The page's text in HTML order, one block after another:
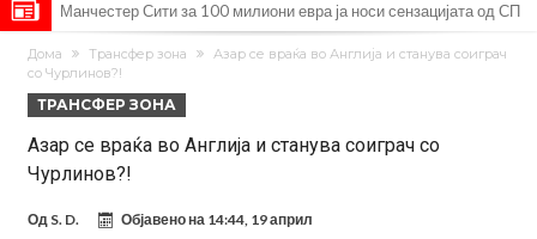
Манчестер Сити за 100 милиони евра ја носи сензацијата од СП
Се подготвува фудбалска предавство какво што не е видено од
2010 година?
Тикет на денот (недела, 09.08.2026)
Само во Турција: Салах доби милиони, а потоа градоначалникот
го остави без зборови
Зборови кои сите ги чекаа, Симеоне го спореди Алварез со
Гризман
Реал Мадрид ја прекинува потрагата по нов играч за врска
Дома Трансфер зона
Азар се враќа во Англија и станува соиграч
со Чурлинов?!
ТРАНСФЕР ЗОНА
Азар се враќа во Англија и станува соиграч со
Чурлинов?!
Од S. D. Објавено на 14:44, 19 април